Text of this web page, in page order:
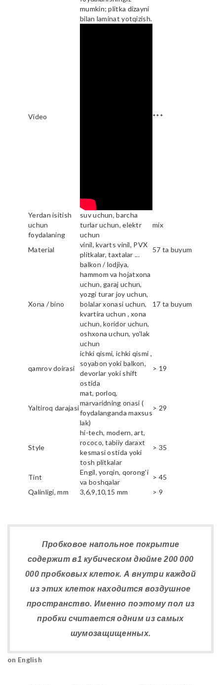
mumkin; plitka dizayni
bilan laminat yotqizish.
Video ***
Yerdan isitish
uchun
foydalaning
suv uchun, barcha
turlar uchun, elektr
uchun
mix
Material
vinil, kvarts vinil, PVX
plitkalar, taxtalar ...
57 ta buyum
Xona / bino
balkon / lodjiya,
hammom va hojatxona
uchun, garaj uchun,
yozgi turar joy uchun,
bolalar xonasi uchun,
kvartira uchun , xona
uchun, koridor uchun,
oshxona uchun, yo'lak
uchun
17 ta buyum
qamrov doirasi
ichki qismi, ichki qismi ,
soyabon yoki balkon,
devorlar yoki shift
ostida
> 19
Yaltiroq darajasi
mat, porloq,
marvaridning onasi (
foydalanganda maxsus
lak)
> 29
Style
hi-tech, modern, art,
rococo, tabiiy daraxt
kesmasi ostida yoki
tosh plitkalar
> 35
Tint
Engil, yorqin, qorong'i
va boshqalar
> 45
Qalinligi, mm
3,6,9,10,15 mm > 9
Пробковое напольное покрытие
содержит в1 кубическом дюйме 200 000
000 пробковых клеток. А внутри каждой
из этих клеток находится воздушное
пространство. Именно поэтому пол из
пробки считается одним из самых
шумозащищенных.
on English